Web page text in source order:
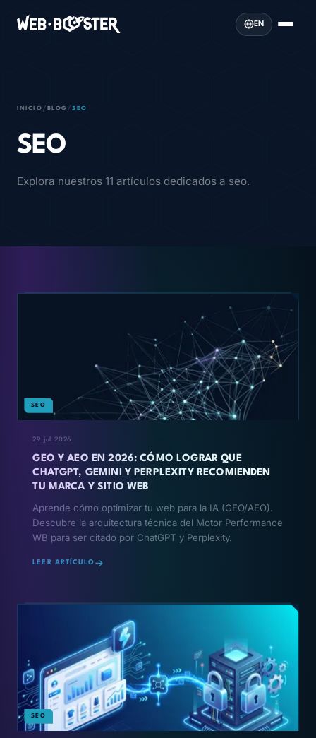
EN
INICIO / BLOG /SEO
SEO
Explora nuestros 11 artículos dedicados a seo.
SEO
29 jul 2026
GEO Y AEO EN 2026: CÓMO LOGRAR QUE
CHATGPT, GEMINI Y PERPLEXITY RECOMIENDEN
TU MARCA Y SITIO WEB
Aprende cómo optimizar tu web para la IA (GEO/AEO).
Descubre la arquitectura técnica del Motor Performance
WB para ser citado por ChatGPT y Perplexity.
LEER ARTÍCULO
SEO